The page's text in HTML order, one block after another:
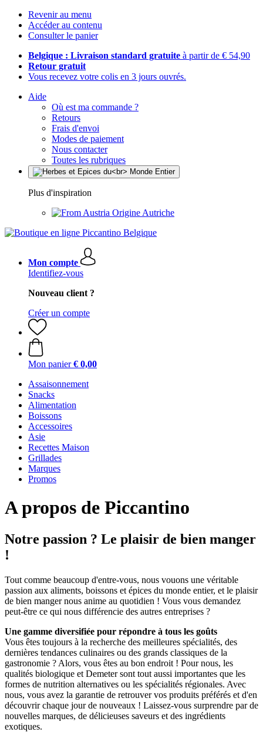
Revenir au menu
Accéder au contenu
Consulter le panier
Belgique : Livraison standard gratuite à partir de € 54,90
Retour gratuit
Vous recevez votre colis en 3 jours ouvrés.
Aide
Où est ma commande ?
Retours
Frais d'envoi
Modes de paiement
Nous contacter
Toutes les rubriques
Plus d'inspiration
Origine Autriche
Mon compte
Identifiez-vous
Nouveau client ?
Créer un compte
Mon panier € 0,00
Assaisonnement
Snacks
Alimentation
Boissons
Accessoires
Asie
Recettes Maison
Grillades
Marques
Promos
A propos de Piccantino
Notre passion ? Le plaisir de bien manger
!
Tout comme beaucoup d'entre-vous, nous vouons une véritable
passion aux aliments, boissons et épices du monde entier, et le plaisir
de bien manger nous anime au quotidien ! Vous vous demandez
peut-être ce qui nous différencie des autres entreprises ?
Une gamme diversifiée pour répondre à tous les goûts
Vous êtes toujours à la recherche des meilleures spécialités, des
dernières tendances culinaires ou des grands classiques de la
gastronomie ? Alors, vous êtes au bon endroit ! Pour nous, les
qualités biologique et Demeter sont tout aussi importantes que les
formes de nutrition alternatives ou les spécialités régionales. Avec
nous, vous avez la garantie de retrouver vos produits préférés et d'en
découvrir chaque jour de nouveaux ! Laissez-vous surprendre par de
nouvelles marques, de délicieuses saveurs et des ingrédients
exotiques.